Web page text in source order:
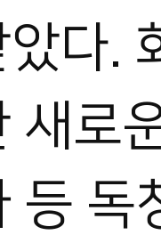
다.
새로
등 독